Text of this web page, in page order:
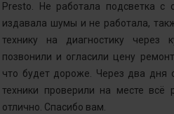
Presto. Не работала подсветка с
издавала шумы и не работала,
технику на диагностику
позвонили и огласили цену
что будет дороже. Через два дня
техники проверили на месте всё
отлично. Спасибо вам.